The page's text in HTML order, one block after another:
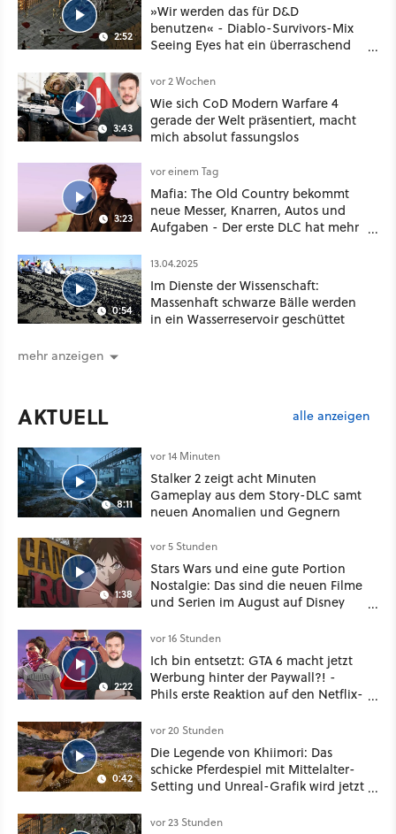
2:52
»Wir werden das für D&D
benutzen« - Diablo-Survivors-Mix
Seeing Eyes hat ein überraschend
3:43
vor 2 Wochen
Wie sich CoD Modern Warfare 4
gerade der Welt präsentiert, macht
mich absolut fassungslos
3:23
vor einem Tag
Mafia: The Old Country bekommt
neue Messer, Knarren, Autos und
Aufgaben - Der erste DLC hat mehr
0:54
13.04.2025
Im Dienste der Wissenschaft:
Massenhaft schwarze Bälle werden
in ein Wasserreservoir geschüttet
mehr anzeigen
AKTUELL alle anzeigen
8:11
vor 14 Minuten
Stalker 2 zeigt acht Minuten
Gameplay aus dem Story-DLC samt
neuen Anomalien und Gegnern
1:38
vor 5 Stunden
Stars Wars und eine gute Portion
Nostalgie: Das sind die neuen Filme
und Serien im August auf Disney
2:22
vor 16 Stunden
Ich bin entsetzt: GTA 6 macht jetzt
Werbung hinter der Paywall?! -
Phils erste Reaktion auf den Netflix-
0:42
vor 20 Stunden
Die Legende von Khiimori: Das
schicke Pferdespiel mit Mittelalter-
Setting und Unreal-Grafik wird jetzt
vor 23 Stunden